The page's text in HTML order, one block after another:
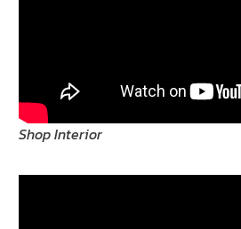
Shop Interior